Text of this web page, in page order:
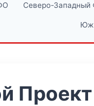
Северо-Западный